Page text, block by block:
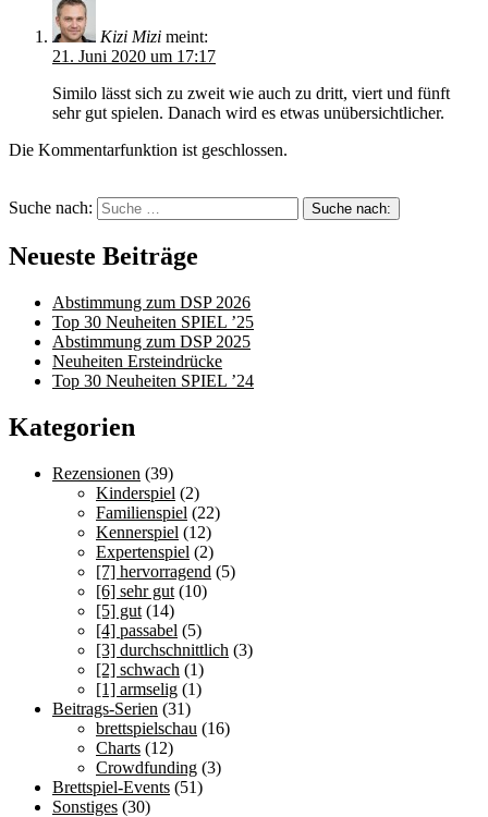
Kizi Mizi meint:
21. Juni 2020 um 17:17
Similo lässt sich zu zweit wie auch zu dritt, viert und fünft
sehr gut spielen. Danach wird es etwas unübersichtlicher.
Die Kommentarfunktion ist geschlossen.
Suche nach:
Neueste Beiträge
Abstimmung zum DSP 2026
Top 30 Neuheiten SPIEL ’25
Abstimmung zum DSP 2025
Neuheiten Ersteindrücke
Top 30 Neuheiten SPIEL ’24
Kategorien
Rezensionen (39)
Kinderspiel (2)
Familienspiel (22)
Kennerspiel (12)
Expertenspiel (2)
[7] hervorragend (5)
[6] sehr gut (10)
[5] gut (14)
[4] passabel (5)
[3] durchschnittlich (3)
[2] schwach (1)
[1] armselig (1)
Beitrags-Serien (31)
brettspielschau (16)
Charts (12)
Crowdfunding (3)
Brettspiel-Events (51)
Sonstiges (30)